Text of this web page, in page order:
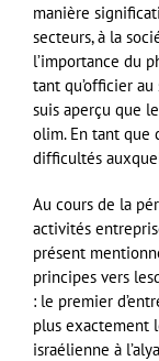
manière
secteurs, à la
l’importance du
tant qu’officier
suis aperçu que
olim. En tant que
difficultés
Au cours de la
activités
présent
principes vers
: le premier
plus exactement
israélienne à